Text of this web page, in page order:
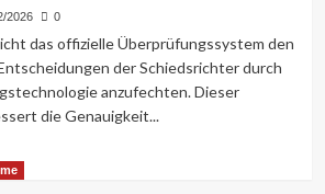
2026 0
das offizielle Überprüfungssystem den
der Schiedsrichter durch
anzufechten. Dieser
die Genauigkeit...